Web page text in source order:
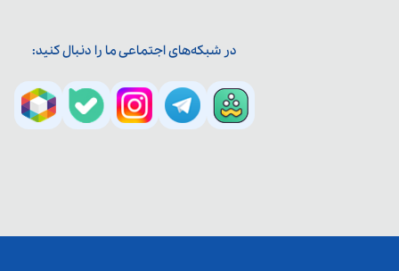
در شبکه‌های اجتماعی ما را دنبال کنید: